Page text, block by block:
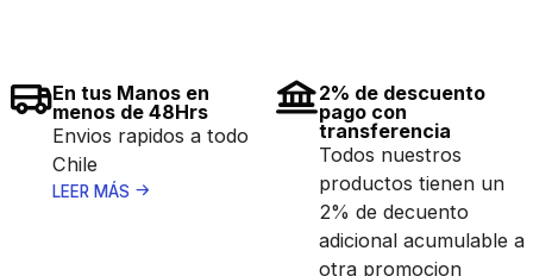
En tus Manos en
menos de 48Hrs
Envios rapidos a todo
Chile
LEER MÁS
2% de descuento
pago con
transferencia
Todos nuestros
productos tienen un
2% de decuento
adicional acumulable a
otra promocion